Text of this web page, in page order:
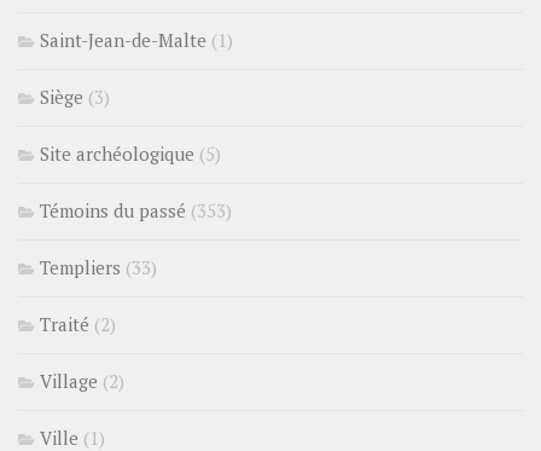
Saint-Jean-de-Malte (1)
Siège (3)
Site archéologique (5)
Témoins du passé (353)
Templiers (33)
Traité (2)
Village (2)
Ville (1)